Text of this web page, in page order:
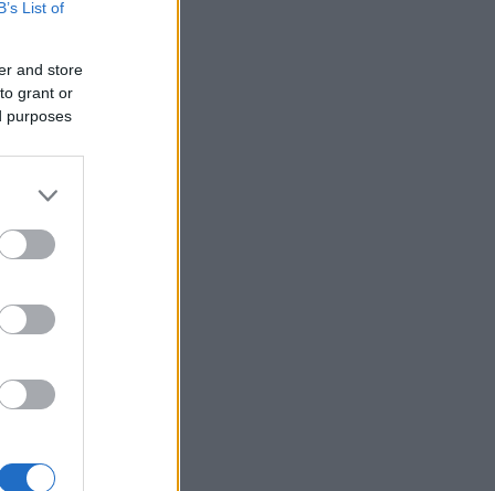
List of
and store
grant or
purposes